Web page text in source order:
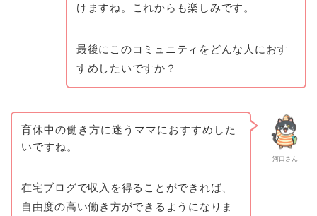
けますね。これからも楽しみです。
最後にこのコミュニティをどんな人におす
すめしたいですか？
河口さん
育休中の働き方に迷うママにおすすめした
いですね。
在宅ブログで収入を得ることができれば、
自由度の高い働き方ができるようになりま